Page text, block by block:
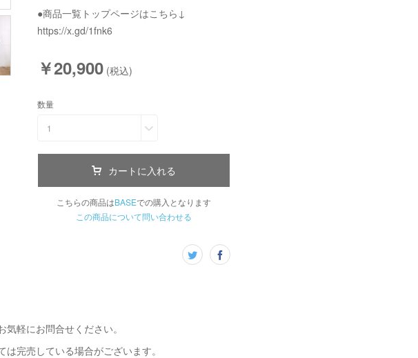
●商品一覧トップページはこちら↓
https://x.gd/1fnk6
￥20,900 (税込)
数量
1
カートに入れる
こちらの商品はBASEでの購入となります
この商品について問い合わせる
軽にお問合せください。
完売している場合がございます。